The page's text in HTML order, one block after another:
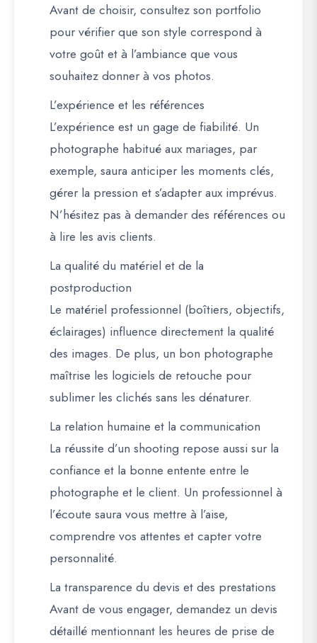
Avant de choisir, consultez son portfolio
pour vérifier que son style correspond à
votre goût et à l’ambiance que vous
souhaitez donner à vos photos.
L’expérience et les références
L’expérience est un gage de fiabilité. Un
photographe habitué aux mariages, par
exemple, saura anticiper les moments clés,
gérer la pression et s’adapter aux imprévus.
N’hésitez pas à demander des références ou
à lire les avis clients.
La qualité du matériel et de la
postproduction
Le matériel professionnel (boîtiers, objectifs,
éclairages) influence directement la qualité
des images. De plus, un bon photographe
maîtrise les logiciels de retouche pour
sublimer les clichés sans les dénaturer.
La relation humaine et la communication
La réussite d’un shooting repose aussi sur la
confiance et la bonne entente entre le
photographe et le client. Un professionnel à
l’écoute saura vous mettre à l’aise,
comprendre vos attentes et capter votre
personnalité.
La transparence du devis et des prestations
Avant de vous engager, demandez un devis
détaillé mentionnant les heures de prise de